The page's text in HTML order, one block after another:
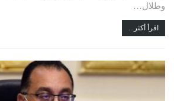
وطلال…
اقرأ أكثر...